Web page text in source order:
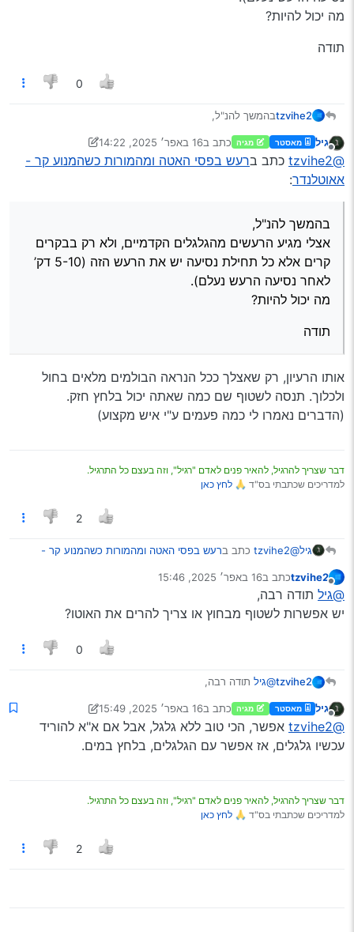
מה יכול להיות?
תודה
0
tzvihe2בהמשך להנ"ל,
לאחר נסיעה הרעש נעלם).
תודה
מנותק
גיל מאסטר מגיה כתב ב16 באפר׳ 2025, 14:22
נערך לאחרונה על ידי גיל
@tzvihe2 כתב ברעש בפסי האטה ומהמורות כשהמנוע קר -
אאוטלנדר:
בהמשך להנ"ל,
אצלי מגיע הרעשים מהגלגלים הקדמיים, ולא רק בבקרים
קרים אלא כל תחילת נסיעה יש את הרעש הזה (5-10 דק’
לאחר נסיעה הרעש נעלם).
מה יכול להיות?
תודה
אותו הרעיון, רק שאצלך ככל הנראה הבולמים מלאים בחול
ולכלוך. תנסה לשטוף שם כמה שאתה יכול בלחץ חזק.
(הדברים נאמרו לי כמה פעמים ע"י איש מקצוע)
דבר שצריך להרגיל, להאיר פנים לאדם "רגיל", וזה בעצם כל התרגיל.
למדריכים שכתבתי בס"ד 🙏 לחץ כאן
2
גיל@tzvihe2 כתב ברעש בפסי האטה ומהמורות כשהמנוע קר -
בהמשך להנ"ל,
אצלי מגיע הרעשים מהגלגלים הקדמיים, ולא רק בבקרים
תודה
אותו הרעיון, רק שאצלך ככל הנראה הבולמים מלאים בחול ולכלוך.
(הדברים נאמרו לי כמה פעמים ע"י איש מקצוע)
מנותק
tzvihe2כתב ב16 באפר׳ 2025, 15:46
נערך לאחרונה על ידי
@גיל תודה רבה,
יש אפשרות לשטוף מבחוץ או צריך להרים את האוטו?
0
tzvihe2@גיל תודה רבה,
מנותק
גיל מאסטר מגיה כתב ב16 באפר׳ 2025, 15:49
נערך לאחרונה על ידי גיל
@tzvihe2
אפשר, הכי טוב ללא גלגל, אבל אם א"א להוריד
עכשיו גלגלים, אז אפשר עם הגלגלים, בלחץ במים.
דבר שצריך להרגיל, להאיר פנים לאדם "רגיל", וזה בעצם כל התרגיל.
למדריכים שכתבתי בס"ד 🙏 לחץ כאן
2